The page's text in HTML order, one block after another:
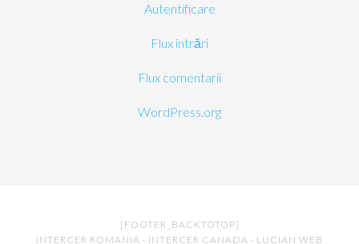
Autentificare
Flux intrări
Flux comentarii
WordPress.org
[FOOTER_BACKTOTOP]
INTERCER ROMANIA · INTERCER CANADA · LUCIAN WEB